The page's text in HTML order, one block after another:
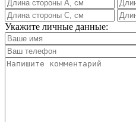
Укажите личные данные: